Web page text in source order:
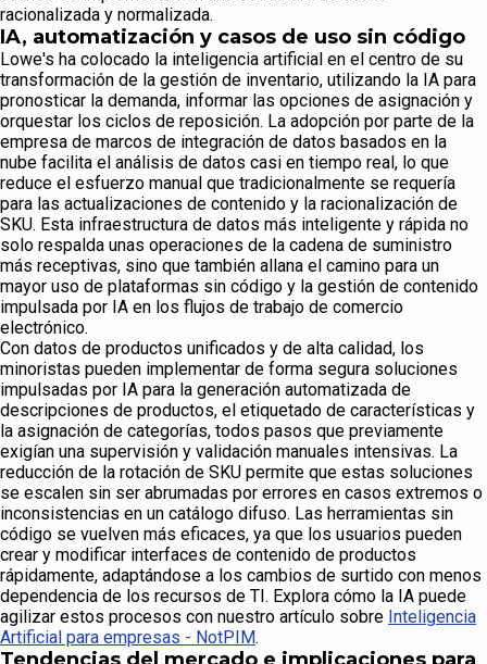
racionalizada y normalizada.
IA, automatización y casos de uso sin código
Lowe's ha colocado la inteligencia artificial en el centro de su
transformación de la gestión de inventario, utilizando la IA para
pronosticar la demanda, informar las opciones de asignación y
orquestar los ciclos de reposición. La adopción por parte de la
empresa de marcos de integración de datos basados en la
nube facilita el análisis de datos casi en tiempo real, lo que
reduce el esfuerzo manual que tradicionalmente se requería
para las actualizaciones de contenido y la racionalización de
SKU. Esta infraestructura de datos más inteligente y rápida no
solo respalda unas operaciones de la cadena de suministro
más receptivas, sino que también allana el camino para un
mayor uso de plataformas sin código y la gestión de contenido
impulsada por IA en los flujos de trabajo de comercio
electrónico.
Con datos de productos unificados y de alta calidad, los
minoristas pueden implementar de forma segura soluciones
impulsadas por IA para la generación automatizada de
descripciones de productos, el etiquetado de características y
la asignación de categorías, todos pasos que previamente
exigían una supervisión y validación manuales intensivas. La
reducción de la rotación de SKU permite que estas soluciones
se escalen sin ser abrumadas por errores en casos extremos o
inconsistencias en un catálogo difuso. Las herramientas sin
código se vuelven más eficaces, ya que los usuarios pueden
crear y modificar interfaces de contenido de productos
rápidamente, adaptándose a los cambios de surtido con menos
dependencia de los recursos de TI. Explora cómo la IA puede
agilizar estos procesos con nuestro artículo sobre Inteligencia
Artificial para empresas - NotPIM.